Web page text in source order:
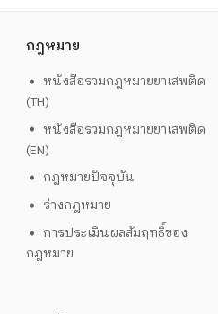
กฎหมาย
หนังสือรวมกฎหมายยาเสพติด
(TH)
หนังสือรวมกฎหมายยาเสพติด
(EN)
กฎหมายปัจจุบัน
ร่างกฎหมาย
การประเมินผลสัมฤทธิ์ของ
กฎหมาย